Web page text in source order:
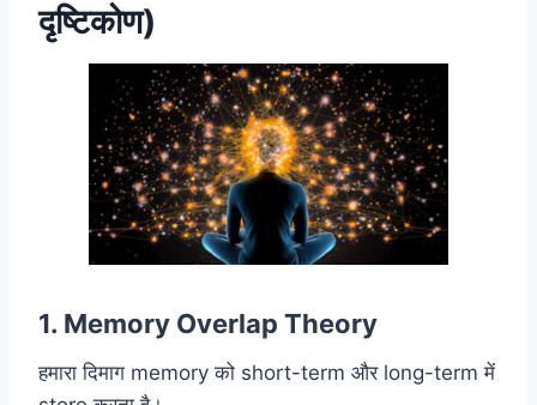
दृष्टिकोण)
1. Memory Overlap Theory
हमारा दिमाग memory को short-term और long-term में